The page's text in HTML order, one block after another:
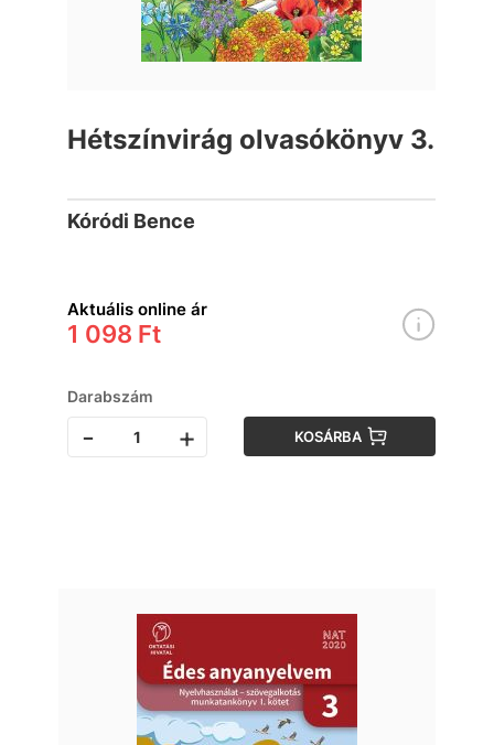
Hétszínvirág olvasókönyv 3.
Kóródi Bence
Aktuális online ár
1 098 Ft
Darabszám
- + KOSÁRBA